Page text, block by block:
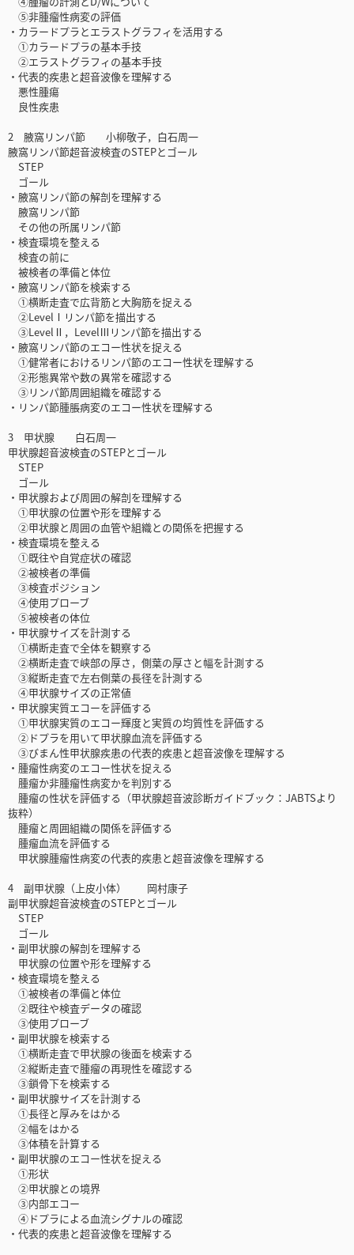
⑤非腫瘤性病変の評価
・カラードプラとエラストグラフィを活用する
①カラードプラの基本手技
②エラストグラフィの基本手技
・代表的疾患と超音波像を理解する
悪性腫瘍
良性疾患
2 腋窩リンパ節 小柳敬子，白石周一
腋窩リンパ節超音波検査のSTEPとゴール
STEP
ゴール
・腋窩リンパ節の解剖を理解する
腋窩リンパ節
その他の所属リンパ節
・検査環境を整える
検査の前に
被検者の準備と体位
・腋窩リンパ節を検索する
①横断走査で広背筋と大胸筋を捉える
②LevelⅠリンパ節を描出する
③LevelⅡ，LevelⅢリンパ節を描出する
・腋窩リンパ節のエコー性状を捉える
①健常者におけるリンパ節のエコー性状を理解する
②形態異常や数の異常を確認する
③リンパ節周囲組織を確認する
・リンパ節腫脹病変のエコー性状を理解する
3 甲状腺 白石周一
甲状腺超音波検査のSTEPとゴール
STEP
ゴール
・甲状腺および周囲の解剖を理解する
①甲状腺の位置や形を理解する
②甲状腺と周囲の血管や組織との関係を把握する
・検査環境を整える
①既往や自覚症状の確認
②被検者の準備
③検査ポジション
④使用プローブ
⑤被検者の体位
・甲状腺サイズを計測する
①横断走査で全体を観察する
②横断走査で峡部の厚さ，側葉の厚さと幅を計測する
③縦断走査で左右側葉の長径を計測する
④甲状腺サイズの正常値
・甲状腺実質エコーを評価する
①甲状腺実質のエコー輝度と実質の均質性を評価する
②ドプラを用いて甲状腺血流を評価する
③びまん性甲状腺疾患の代表的疾患と超音波像を理解する
・腫瘤性病変のエコー性状を捉える
腫瘤か非腫瘤性病変かを判別する
腫瘤の性状を評価する（甲状腺超音波診断ガイドブック：JABTSより
抜粋）
腫瘤と周囲組織の関係を評価する
腫瘤血流を評価する
甲状腺腫瘤性病変の代表的疾患と超音波像を理解する
4 副甲状腺（上皮小体） 岡村康子
副甲状腺超音波検査のSTEPとゴール
STEP
ゴール
・副甲状腺の解剖を理解する
甲状腺の位置や形を理解する
・検査環境を整える
①被検者の準備と体位
②既往や検査データの確認
③使用プローブ
・副甲状腺を検索する
①横断走査で甲状腺の後面を検索する
②縦断走査で腫瘤の再現性を確認する
③鎖骨下を検索する
・副甲状腺サイズを計測する
①長径と厚みをはかる
②幅をはかる
③体積を計算する
・副甲状腺のエコー性状を捉える
①形状
②甲状腺との境界
③内部エコー
④ドプラによる血流シグナルの確認
・代表的疾患と超音波像を理解する